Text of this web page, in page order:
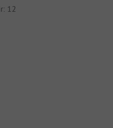
Staanplaatsen met privésanitair: 12